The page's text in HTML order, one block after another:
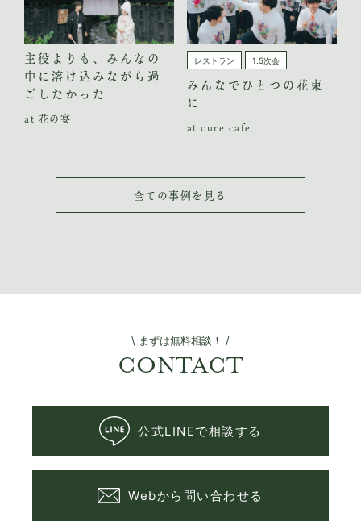
主役よりも、みんなの
中に溶け込みながら過
ごしたかった
at 花の宴
レストラン 1.5次会
みんなでひとつの花束
に
at cure cafe
全ての事例を見る
\ まずは無料相談！ /
CONTACT
公式LINEで相談する
Webから問い合わせる